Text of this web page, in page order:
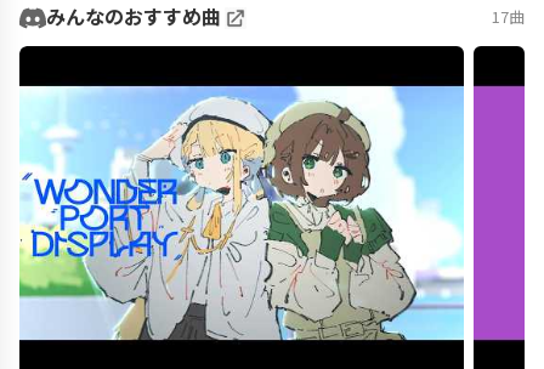
みんなのおすすめ曲 17曲